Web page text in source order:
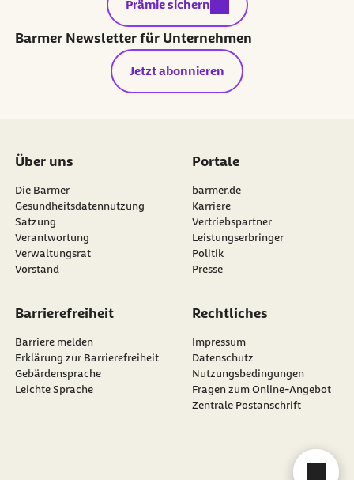
externer Link:
Prämie sichern
Barmer Newsletter für Unternehmen
Jetzt abonnieren
Über uns
Die Barmer
Gesundheitsdatennutzung
Satzung
Verantwortung
Verwaltungsrat
Vorstand
Portale
barmer.de
Karriere
Vertriebspartner
Leistungserbringer
Politik
Presse
Barrierefreiheit
Barriere melden
Erklärung zur Barrierefreiheit
Gebärdensprache
Leichte Sprache
Rechtliches
Impressum
Datenschutz
Nutzungsbedingungen
Fragen zum Online-Angebot
Zentrale Postanschrift